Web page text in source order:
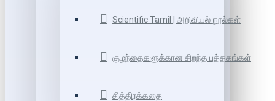
Scientific Tamil | அறிவியல் நூல்கள்
குழந்தைகளுக்கான சிறந்த புத்தகங்கள்
சித்திரக்கதை